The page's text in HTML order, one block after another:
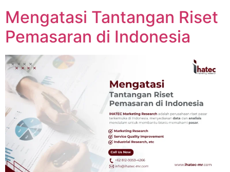
Mengatasi Tantangan Riset
Pemasaran di Indonesia